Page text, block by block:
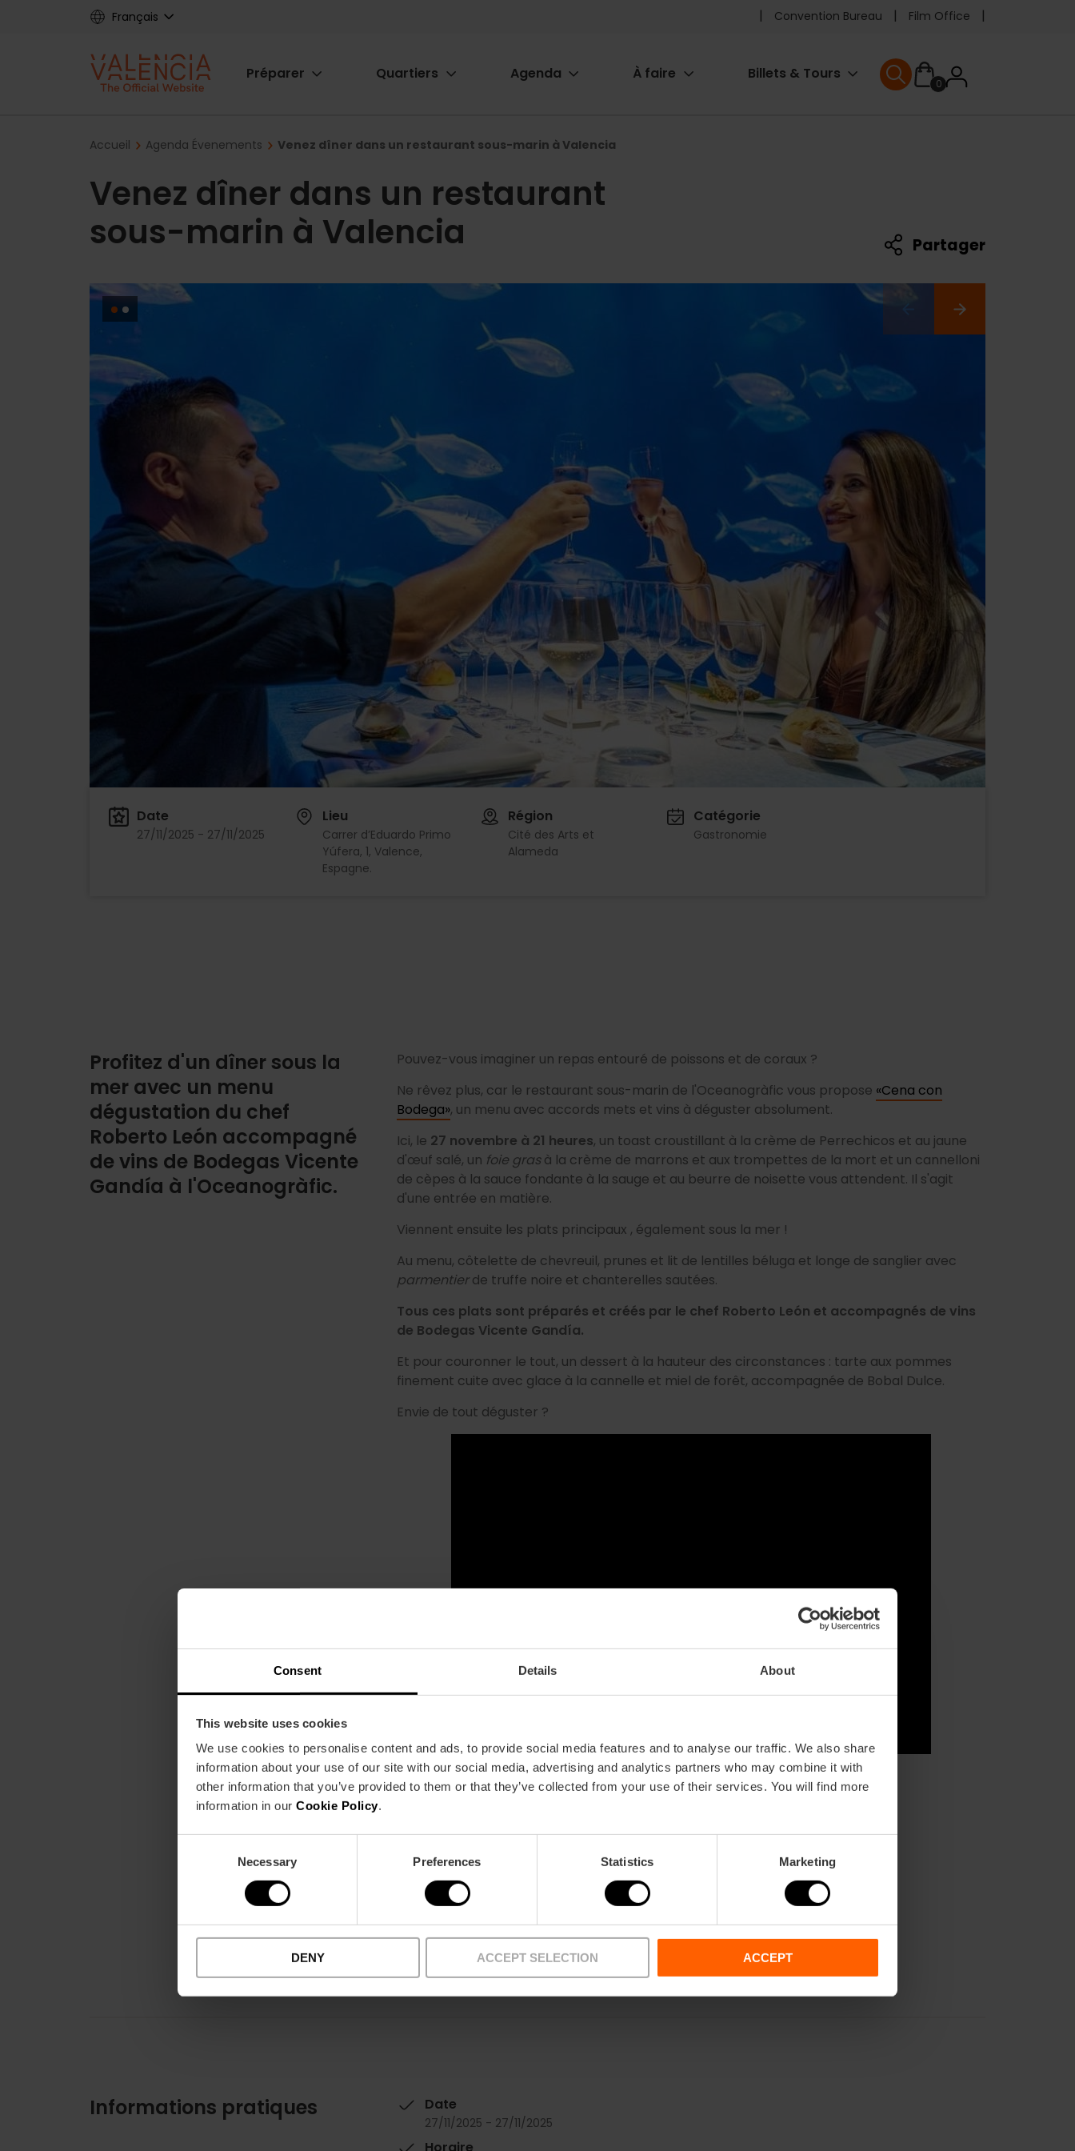
Consent Details About
This website uses cookies
We use cookies to personalise content and ads, to provide social media features and to analyse our traffic. We also share
information about your use of our site with our social media, advertising and analytics partners who may combine it with
other information that you’ve provided to them or that they’ve collected from your use of their services. You will find more
information in our Cookie Policy.
Necessary Preferences Statistics Marketing
DENY ACCEPT SELECTION ACCEPT
Français
Pre
header
Convention Bureau Film Office
Main
Préparer Quartiers Agenda À faire Billets & Tours
0User
User menu
Breadcrumb
Accueil Agenda Évenements Venez dîner dans un restaurant sous-marin à Valencia
Venez dîner dans un restaurant
sous-marin à Valencia
Partager
Date
27/11/2025 - 27/11/2025
Lieu
Carrer d’Eduardo Primo
Yúfera, 1, Valence,
Espagne.
Région
Cité des Arts et
Alameda
Catégorie
Gastronomie
Profitez d'un dîner sous la
mer avec un menu
dégustation du chef
Roberto León accompagné
de vins de Bodegas Vicente
Gandía à l'Oceanogràfic.
Pouvez-vous imaginer un repas entouré de poissons et de coraux ?
Ne rêvez plus, car le restaurant sous-marin de l'Oceanogràfic vous propose «Cena con
Bodega», un menu avec accords mets et vins à déguster absolument.
Ici, le 27 novembre à 21 heures, un toast croustillant à la crème de Perrechicos et au jaune
d'œuf salé, un foie grasà la crème de marrons et aux trompettes de la mort et un cannelloni
de cèpes à la sauce fondante à la sauge et au beurre de noisette vous attendent. Il s'agit
d'une entrée en matière.
Viennent ensuite les plats principaux , également sous la mer !
Au menu, côtelette de chevreuil, prunes et lit de lentilles béluga et longe de sanglier avec
parmentierde truffe noire et chanterelles sautées.
Tous ces plats sont préparés et créés par le chef Roberto León et accompagnés de vins
de Bodegas Vicente Gandía.
Et pour couronner le tout, un dessert à la hauteur des circonstances : tarte aux pommes
finement cuite avec glace à la cannelle et miel de forêt, accompagnée de Bobal Dulce.
Envie de tout déguster ?
Je ne veux pas manquer ça
Informations pratiques Date
27/11/2025 - 27/11/2025